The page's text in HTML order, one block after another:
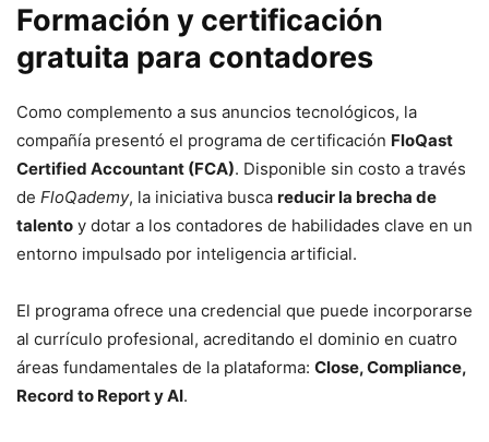
Formación y certificación
gratuita para contadores
Como complemento a sus anuncios tecnológicos, la
compañía presentó el programa de certificación FloQast
Certified Accountant (FCA). Disponible sin costo a través
de FloQademy, la iniciativa busca reducir la brecha de
talento y dotar a los contadores de habilidades clave en un
entorno impulsado por inteligencia artificial.
El programa ofrece una credencial que puede incorporarse
al currículo profesional, acreditando el dominio en cuatro
áreas fundamentales de la plataforma: Close, Compliance,
Record to Report y AI.